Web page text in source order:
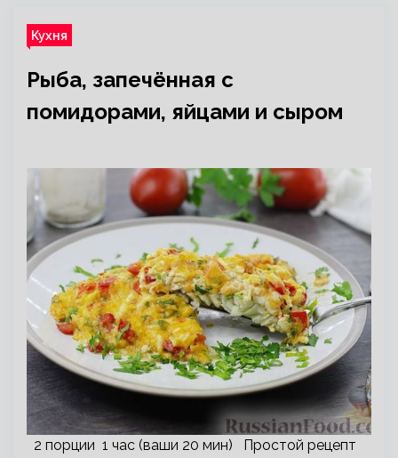
Кухня
Рыба, запечённая с
помидорами, яйцами и сыром
2 порции 1 час (ваши 20 мин) Простой рецепт